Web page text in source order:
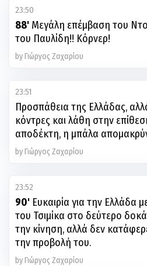
23:50
88' Μεγάλη επέμβαση του
του Παυλίδη!! Κόρνερ!
by Γιώργος Ζαχαρίου
23:51
Προσπάθεια της Ελλάδας,
κόντρες και λάθη στην
αποδέκτη, η μπάλα
by Γιώργος Ζαχαρίου
23:52
90' Ευκαιρία για την Ελλάδα
του Τσιμίκα στο δεύτερο
την κίνηση, αλλά δεν
την προβολή του.
by Γιώργος Ζαχαρίου